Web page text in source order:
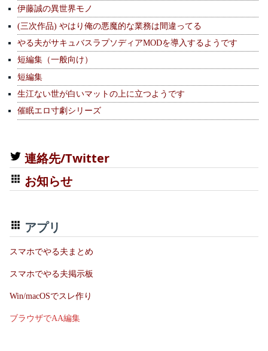
伊藤誠の異世界モノ
(三次作品) やはり俺の悪魔的な業務は間違ってる
やる夫がサキュバスラプソディアMODを導入するようです
短編集（一般向け）
短編集
生江ない世が白いマットの上に立つようです
催眠エロ寸劇シリーズ
連絡先/Twitter
お知らせ
アプリ
スマホでやる夫まとめ
スマホでやる夫掲示板
Win/macOSでスレ作り
ブラウザでAA編集